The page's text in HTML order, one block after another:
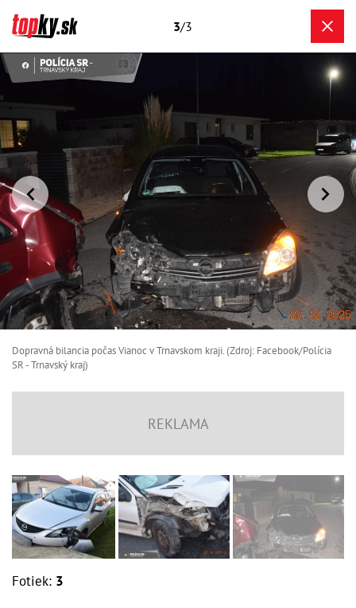
3/3
Dopravná bilancia počas Vianoc v Trnavskom kraji. (Zdroj: Facebook/Polícia
SR - Trnavský kraj)
Fotiek: 3